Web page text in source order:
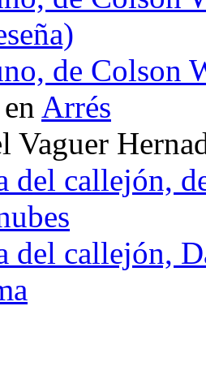
de Colson
en Arrés
Vaguer
del callejón,
del callejón,